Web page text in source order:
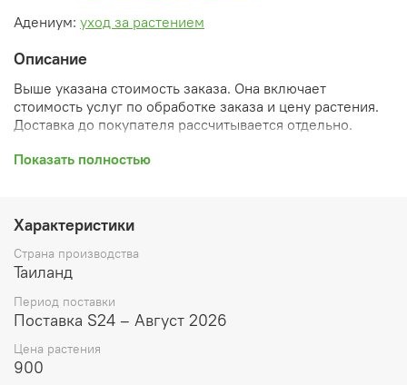
Адениум: уход за растением
Описание
Выше указана стоимость заказа. Она включает
стоимость услуг по обработке заказа и цену растения.
Доставка до покупателя рассчитывается отдельно.
После оформления заказа вы получите его
скидки, уточнен способ доставки, сделано
бронирование и т.д.). Затем вам будут высланы
согласованные счета со ссылками на оплату услуг и
растений. При этом предварительный заказ теряет силу.
Внимание: фото в каталоге демонстрирует сорт, а не
растение, которое вы получите. Растения приезжают в
размере, указанном в карточке товара ниже.
Показать полностью
Характеристики
Страна производства
Таиланд
Период поставки
Поставка S24 – Август 2026
Цена растения
900